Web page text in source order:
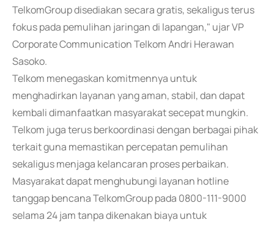
TelkomGroup disediakan secara gratis, sekaligus terus
fokus pada pemulihan jaringan di lapangan," ujar VP
Corporate Communication Telkom Andri Herawan
Sasoko.
Telkom menegaskan komitmennya untuk
menghadirkan layanan yang aman, stabil, dan dapat
kembali dimanfaatkan masyarakat secepat mungkin.
Telkom juga terus berkoordinasi dengan berbagai pihak
terkait guna memastikan percepatan pemulihan
sekaligus menjaga kelancaran proses perbaikan.
Masyarakat dapat menghubungi layanan hotline
tanggap bencana TelkomGroup pada 0800-111-9000
selama 24 jam tanpa dikenakan biaya untuk